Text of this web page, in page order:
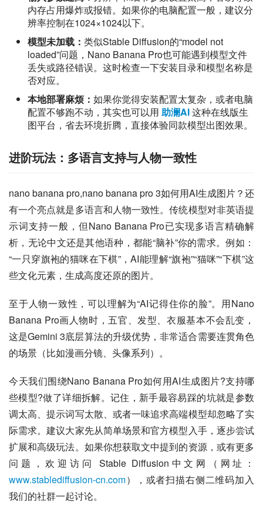
内存占用爆炸或报错。如果你的电脑配置一般，建议分
辨率控制在1024×1024以下。
模型未加载： 类似Stable Diffusion的“model not
loaded”问题，Nano Banana Pro也可能遇到模型文件
丢失或路径错误。这时检查一下安装目录和模型名称是
否对应。
本地部署麻烦： 如果你觉得安装配置太复杂，或者电脑
配置不够跑不动，其实也可以用 助澜AI这种在线版生
图平台，省去环境折腾，直接体验同款模型出图效果。
进阶玩法：多语言支持与人物一致性
nano banana pro,nano banana pro 3如何用AI生成图片？还
有一个亮点就是多语言和人物一致性。传统模型对非英语提
示词支持一般，但Nano Banana Pro已实现多语言精确解
析，无论中文还是其他语种，都能“脑补”你的需求。例如：
“一只穿旗袍的猫咪在下棋”，AI能理解“旗袍”“猫咪”“下棋”这
些文化元素，生成高度还原的图片。
至于人物一致性，可以理解为“AI记得住你的脸”。用Nano
Banana Pro画人物时，五官、发型、衣服基本不会乱变，
这是Gemini 3底层算法的升级优势，非常适合需要连贯角色
的场景（比如漫画分镜、头像系列）。
今天我们围绕Nano Banana Pro如何用AI生成图片?支持哪
些模型?做了详细拆解。记住，新手最容易踩的坑就是参数
调太高、提示词写太散、或者一味追求高端模型却忽略了实
际需求。建议大家先从简单场景和官方模型入手，逐步尝试
扩展和高级玩法。如果你想获取文中提到的资源，或有更多
问题，欢迎访问 Stable Diffusion中文网（网址：
www.stablediffusion-cn.com），或者扫描右侧二维码加入
我们的社群一起讨论。